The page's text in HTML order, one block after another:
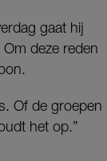
gaat hij
deze reden
Of de groepen
het op.”